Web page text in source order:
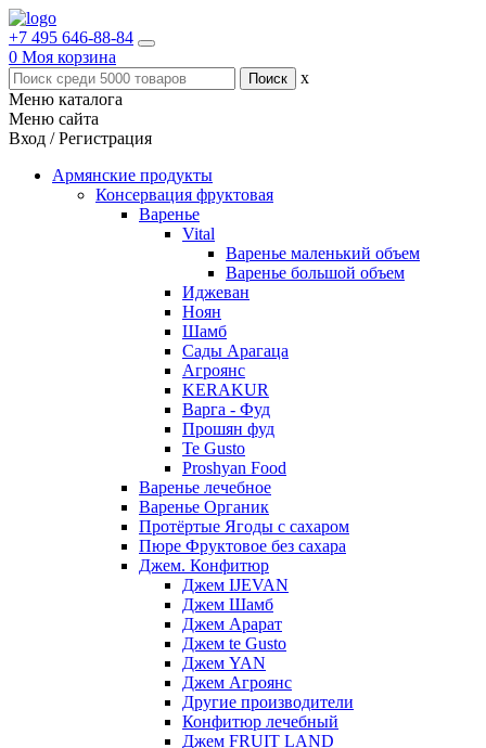
+7 495 646-88-84
0 Моя корзина
x
Меню каталога
Меню сайта
Вход / Регистрация
Армянские продукты
Консервация фруктовая
Варенье
Vital
Варенье маленький объем
Варенье большой объем
Иджеван
Ноян
Шамб
Сады Арагаца
Агроянс
KERAKUR
Варга - Фуд
Прошян фуд
Te Gusto
Proshyan Food
Варенье лечебное
Варенье Органик
Протёртые Ягоды с сахаром
Пюре Фруктовое без сахара
Джем. Конфитюр
Джем IJEVAN
Джем Шамб
Джем Арарат
Джем te Gusto
Джем YAN
Джем Агроянс
Другие производители
Конфитюр лечебный
Джем FRUIT LAND